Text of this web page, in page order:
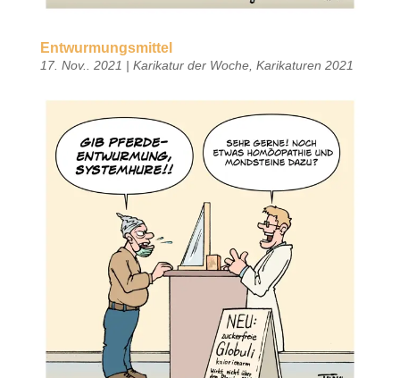
Entwurmungsmittel
17. Nov.. 2021 | Karikatur der Woche, Karikaturen 2021